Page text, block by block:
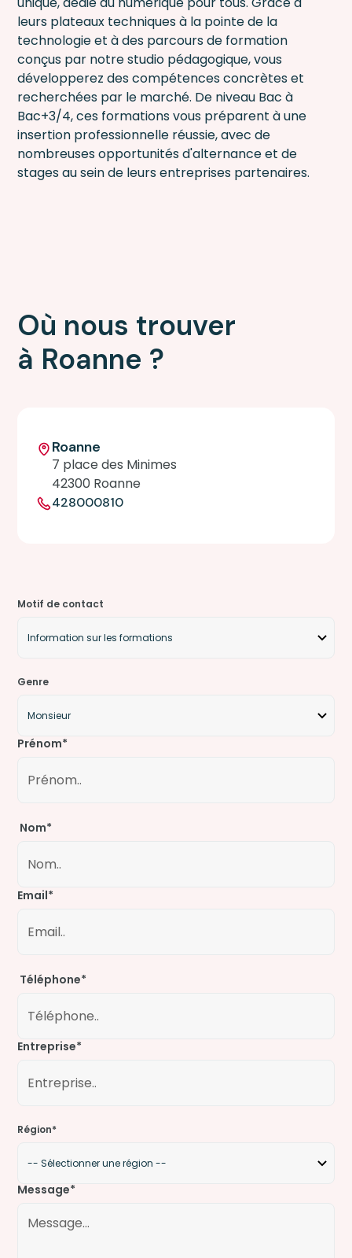
leurs plateaux techniques à la pointe de la
technologie et à des parcours de formation
conçus par notre studio pédagogique, vous
développerez des compétences concrètes et
recherchées par le marché. De niveau Bac à
Bac+3/4, ces formations vous préparent à une
insertion professionnelle réussie, avec de
nombreuses opportunités d'alternance et de
stages au sein de leurs entreprises partenaires.
Où nous trouver
à Roanne ?
Roanne
7 place des Minimes
42300 Roanne
428000810
Motif de contact
Genre
Prénom*
Nom*
Email*
Téléphone*
Entreprise*
Région*
Message*